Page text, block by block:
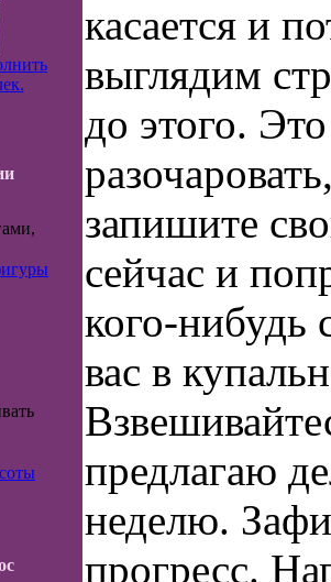
касается и
выглядим
до этого.
запишите
сейчас и
кого‑нибудь
вас в
предлагаю
неделю.
прогресс.